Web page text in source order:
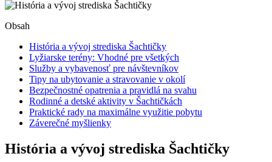
Obsah
História a vývoj strediska Šachtičky
Lyžiarske terény: Vhodné pre všetkých
Služby a vybavenosť pre návštevníkov
Tipy na ubytovanie a stravovanie v okolí
Bezpečnostné opatrenia a pravidlá na svahu
Rodinné a detské aktivity v Šachtičkách
Praktické rady na maximálne využitie pobytu
Záverečné myšlienky
História a vývoj strediska Šachtičky